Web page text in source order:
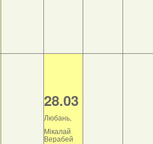
28.03
Любань,
Мікалай
Верабей